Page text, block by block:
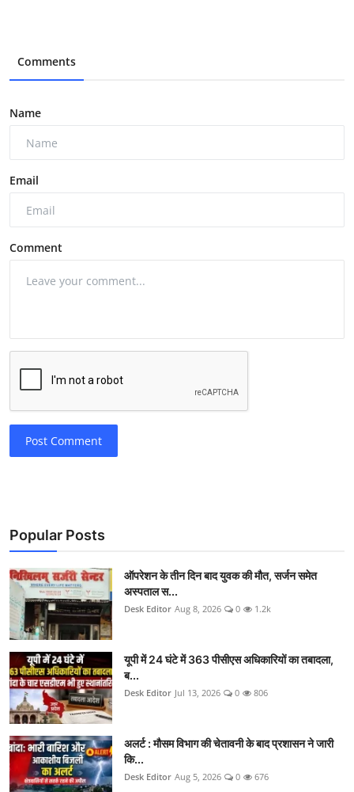
Comments
Name
Email
Comment
Post Comment
Popular Posts
ऑपरेशन के तीन दिन बाद युवक की मौत, सर्जन समेत
अस्पताल स...
Desk Editor Aug 8, 2026 0 1.2k
यूपी में 24 घंटे में 363 पीसीएस अधिकारियों का तबादला,
ब...
Desk Editor Jul 13, 2026 0 806
अलर्ट : मौसम विभाग की चेतावनी के बाद प्रशासन ने जारी
कि...
Desk Editor Aug 5, 2026 0 676